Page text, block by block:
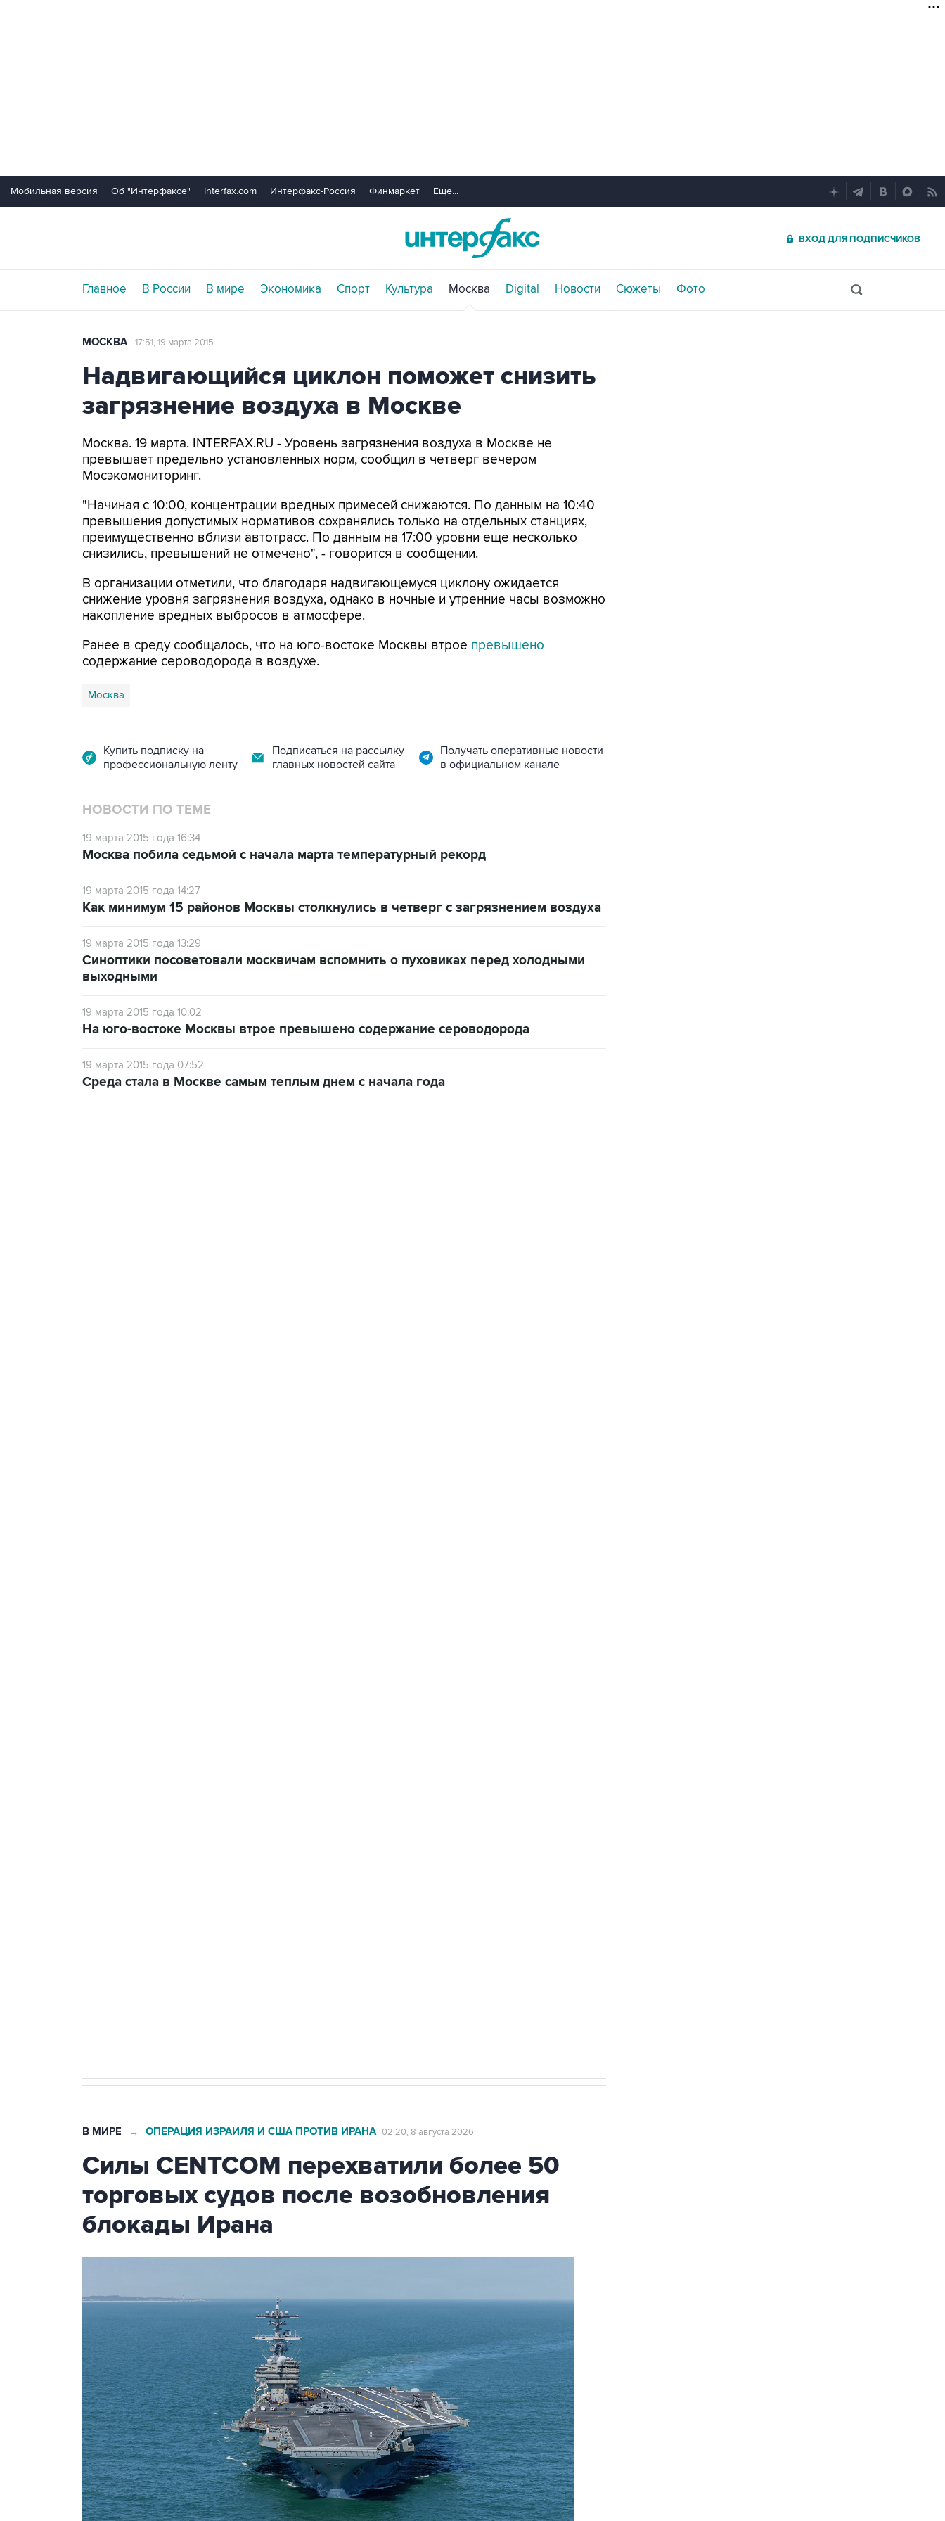
Мобильная версия Об "Интерфаксе" Interfax.com Интерфакс-Россия Финмаркет Еще...
ВХОД ДЛЯ ПОДПИСЧИКОВ
Главное В России В мире Экономика Спорт Культура Москва Digital Новости Сюжеты Фото
МОСКВА 17:51, 19 марта 2015
Надвигающийся циклон поможет снизить
загрязнение воздуха в Москве
Москва. 19 марта. INTERFAX.RU - Уровень загрязнения воздуха в Москве не
превышает предельно установленных норм, сообщил в четверг вечером
Мосэкомониторинг.
"Начиная с 10:00, концентрации вредных примесей снижаются. По данным на 10:40
превышения допустимых нормативов сохранялись только на отдельных станциях,
преимущественно вблизи автотрасс. По данным на 17:00 уровни еще несколько
снизились, превышений не отмечено", - говорится в сообщении.
В организации отметили, что благодаря надвигающемуся циклону ожидается
снижение уровня загрязнения воздуха, однако в ночные и утренние часы возможно
накопление вредных выбросов в атмосфере.
Ранее в среду сообщалось, что на юго-востоке Москвы втрое превышено
содержание сероводорода в воздухе.
Москва
Купить подписку на
профессиональную ленту
Подписаться на рассылку
главных новостей сайта
Получать оперативные новости
в официальном канале
НОВОСТИ ПО ТЕМЕ
19 марта 2015 года 16:34
Москва побила седьмой с начала марта температурный рекорд
19 марта 2015 года 14:27
Как минимум 15 районов Москвы столкнулись в четверг с загрязнением воздуха
19 марта 2015 года 13:29
Синоптики посоветовали москвичам вспомнить о пуховиках перед холодными
выходными
19 марта 2015 года 10:02
На юго-востоке Москвы втрое превышено содержание сероводорода
19 марта 2015 года 07:52
Среда стала в Москве самым теплым днем с начала года
В МИРЕ → ОПЕРАЦИЯ ИЗРАИЛЯ И США ПРОТИВ ИРАНА 02:20, 8 августа 2026
Силы CENTCOM перехватили более 50
торговых судов после возобновления
блокады Ирана